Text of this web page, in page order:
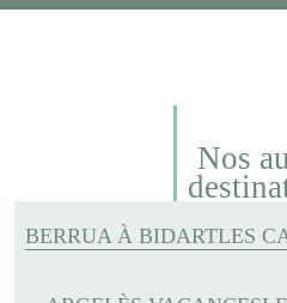
Nos
BERRUA À BIDARTLES